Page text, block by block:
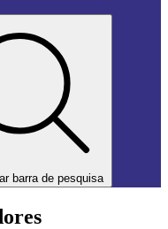
barra de pesquisa